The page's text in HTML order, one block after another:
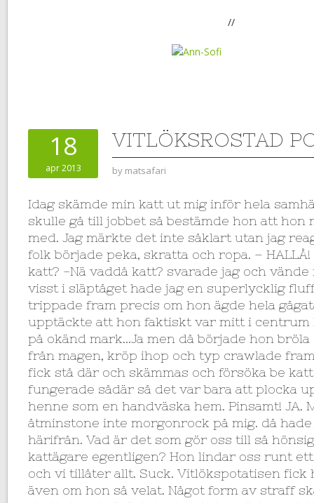
//
18
apr 2013
VITLÖKSROSTAD
by matsafari
Idag skämde min katt ut mig inför hela
skulle gå till jobbet så bestämde hon att hon
med. Jag märkte det inte såklart utan jag
folk började peka, skratta och ropa. –
katt? -Nä vaddå katt? svarade jag och vände
visst i släptåget hade jag en superlycklig
trippade fram precis om hon ägde hela
upptäckte att hon faktiskt var mitt i centrum
på okänd mark…Ja men då började hon
från magen, kröp ihop och typ crawlade fram
fick stå där och skämmas och försöka be
fungerade sådär så det var bara att plocka
henne som en handväska hem. Pinsamt! JA.
åtminstone inte morgonrock på mig. då
härifrån. Vad är det som gör oss till så
kattägare egentligen? Hon lindar oss runt
och vi tillåter allt. Suck. Vitlökspotatisen fick
även om hon så velat. Något form av straff